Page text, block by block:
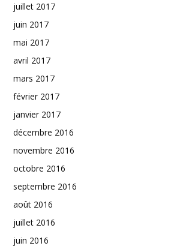
juillet 2017
juin 2017
mai 2017
avril 2017
mars 2017
février 2017
janvier 2017
décembre 2016
novembre 2016
octobre 2016
septembre 2016
août 2016
juillet 2016
juin 2016